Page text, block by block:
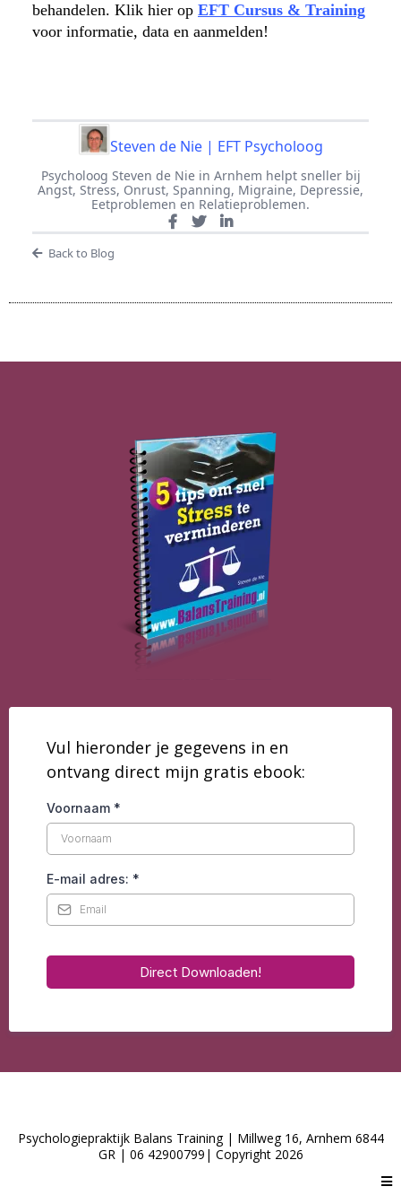
behandelen. Klik hier op EFT Cursus & Training
voor informatie, data en aanmelden!
Steven de Nie | EFT Psycholoog
Psycholoog Steven de Nie in Arnhem helpt sneller bij
Angst, Stress, Onrust, Spanning, Migraine, Depressie,
Eetproblemen en Relatieproblemen.
Back to Blog
Vul hieronder je gegevens in en
ontvang direct mijn gratis ebook:
Voornaam *
E-mail adres: *
Direct Downloaden!
Psychologiepraktijk Balans Training | Millweg 16, Arnhem 6844
GR | 06 42900799| Copyright 2026